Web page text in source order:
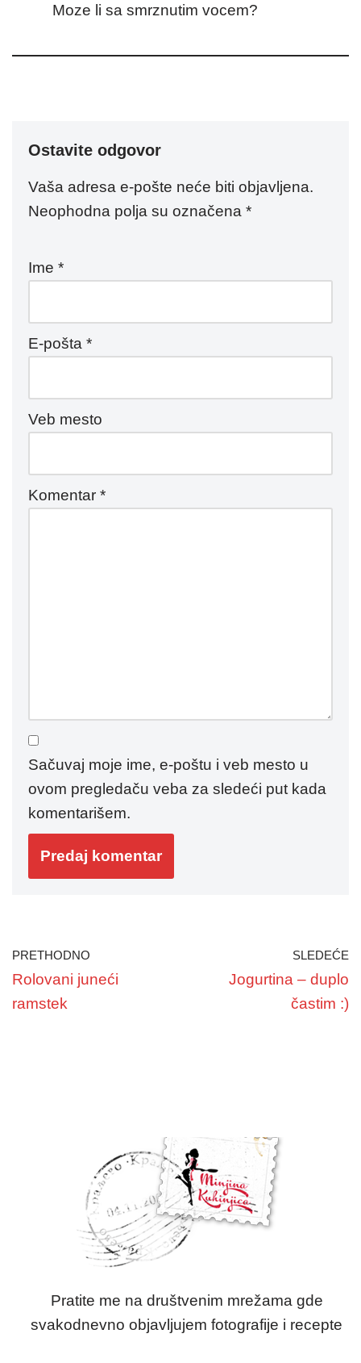
Moze li sa smrznutim vocem?
Ostavite odgovor
Vaša adresa e-pošte neće biti objavljena.
Neophodna polja su označena *
Ime *
E-pošta *
Veb mesto
Komentar *
Sačuvaj moje ime, e-poštu i veb mesto u
ovom pregledaču veba za sledeći put kada
komentarišem.
PRETHODNO
Rolovani juneći
ramstek
SLEDEĆE
Jogurtina – duplo
častim :)
Pratite me na društvenim mrežama gde
svakodnevno objavljujem fotografije i recepte